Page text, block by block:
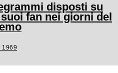
disposti su
fan nei giorni del
1969